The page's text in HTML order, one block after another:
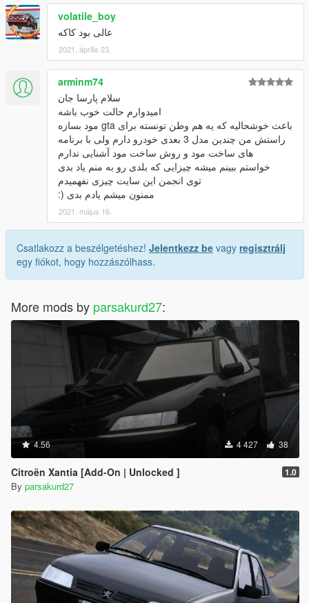
volatile_boy
عالی بود کاکه
2021. április 23.
arminm74
سلام پارسا جان
امیدوارم حالت خوب باشه
باعث خوشحالیه که یه هم وطن تونسته برای gta مود بسازه
راستش من چندین مدل 3 بعدی خودرو دارم ولی با برنامه
های ساخت مود و روش ساخت مود آشنایی ندارم
خواستم ببینم میشه چیزایی که بلدی رو به منم یاد بدی
توی انجمن این سایت چیزی نفهمیدم
ممنون میشم یادم بدی (:
2021. május 16.
Csatlakozz a beszélgetéshez! Jelentkezz be vagy regisztrálj
egy fiókot, hogy hozzászólhass.
More mods by parsakurd27:
4.56 4 427 38
Citroën Xantia [Add-On | Unlocked ] 1.0
By parsakurd27